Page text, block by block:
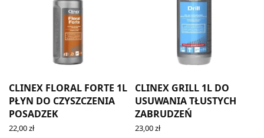
CLINEX FLORAL FORTE 1L
PŁYN DO CZYSZCZENIA
POSADZEK
22,00zł
CLINEX GRILL 1L DO
USUWANIA TŁUSTYCH
ZABRUDZEŃ
23,00zł